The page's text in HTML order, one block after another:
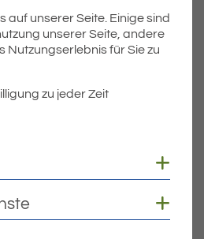
a. B.–Langenargen – Wirksamkeit der 3. Änderung des Flächennutzungsplans im Bereich Raiffeisenstraße in Kressbronn a. B.
9. Änderung Abwassersatzung
auf unserer Seite. Einige sind
unserer Seite, andere
Nutzungserlebnis für Sie zu
zu jeder Zeit